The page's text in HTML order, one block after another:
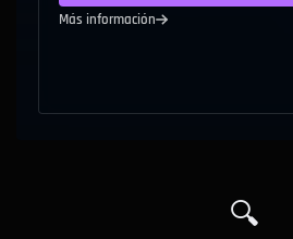
Más información
🔍